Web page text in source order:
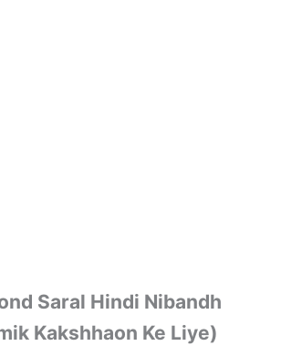
Saral Hindi Nibandh
Kakshhaon Ke Liye)